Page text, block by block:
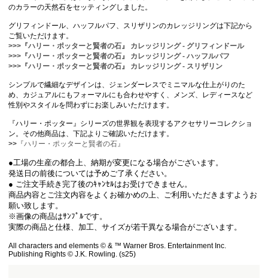
のカラーの天然石をセッティングしました。
グリフィンドール、ハッフルパフ、スリザリンのカレッジリングは下記から
ご覧いただけます。
>>>『ハリー・ポッターと賢者の石』 カレッジリング - グリフィンドール
>>>『ハリー・ポッターと賢者の石』 カレッジリング - ハッフルパフ
>>>『ハリー・ポッターと賢者の石』 カレッジリング - スリザリン
シンプルで繊細なデザインは、ジェンダーレスでミニマルな仕上がりのた
め、カジュアルにもフォーマルにも合わせやすく、メンズ、レディースなど
性別やスタイルを問わずにお楽しみいただけます。
『ハリー・ポッター』シリーズの世界観を表現するアクセサリーコレクショ
ン。その他商品は、下記よりご確認いただけます。
>> 『ハリー・ポッターと賢者の石』
●工場の生産の都合上、納期が変更になる場合がございます。
発送日の前後については予めご了承ください。
● ご注文手続き完了後のｷｬﾝｾﾙはお受けできません。
商品内容とご注文内容をよくお確かめの上、ご利用いただきますようお
願い致します。
※画像の商品はｻﾝﾌﾟﾙです。
実際の商品と仕様、加工、サイズが若干異なる場合がございます。
All characters and elements © & ™ Warner Bros. Entertainment Inc.
Publishing Rights © J.K. Rowling. (s25)